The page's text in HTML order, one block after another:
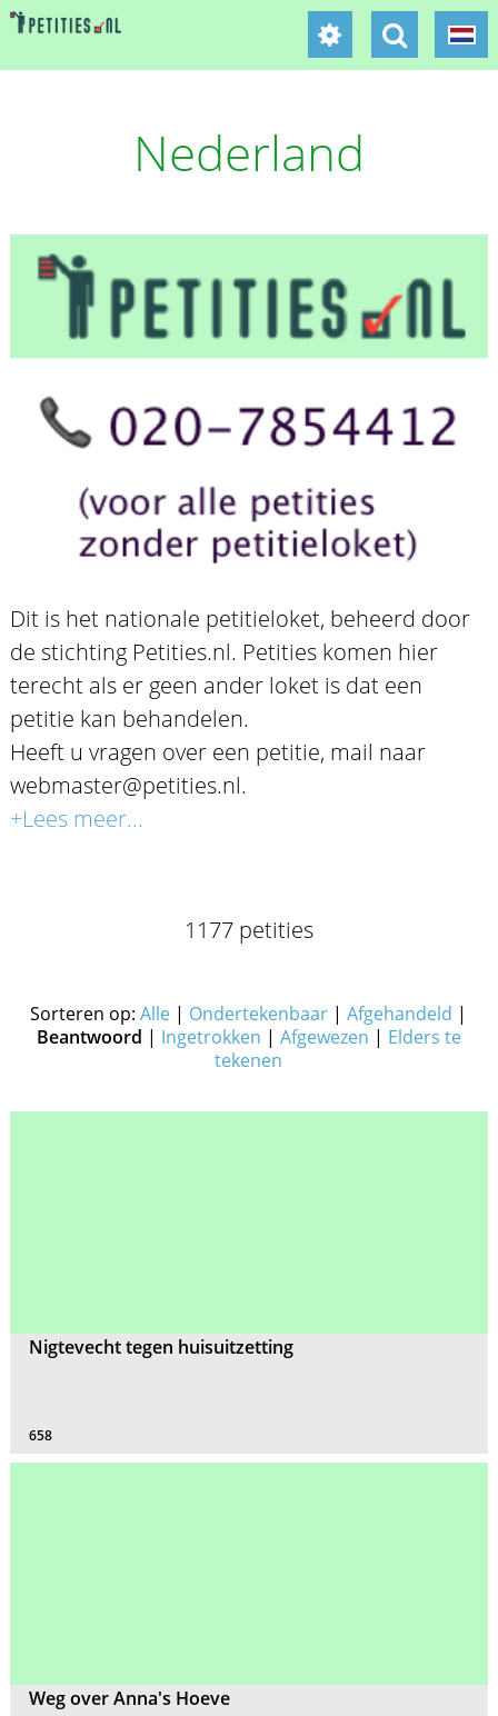
Nederland
Dit is het nationale petitieloket, beheerd door
de stichting Petities.nl. Petities komen hier
terecht als er geen ander loket is dat een
petitie kan behandelen.
Heeft u vragen over een petitie, mail naar
webmaster@petities.nl.
+Lees meer...
1177 petities
Sorteren op:Alle | Ondertekenbaar |Afgehandeld |
Beantwoord | Ingetrokken | Afgewezen | Elders te
tekenen
Nigtevecht tegen huisuitzetting
658
Weg over Anna's Hoeve